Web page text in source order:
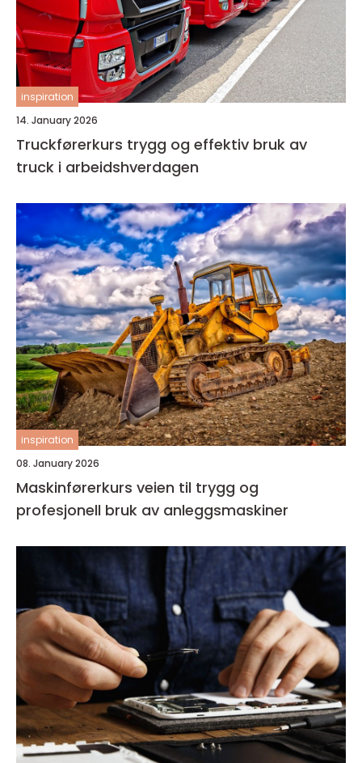
inspiration
14. January 2026
Truckførerkurs trygg og effektiv bruk av
truck i arbeidshverdagen
inspiration
08. January 2026
Maskinførerkurs veien til trygg og
profesjonell bruk av anleggsmaskiner